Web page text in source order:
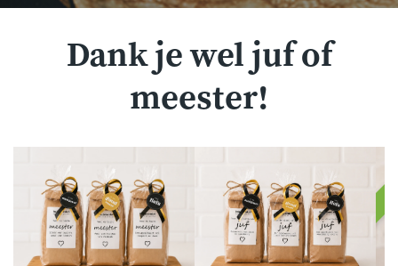
Dank je wel juf of
meester!